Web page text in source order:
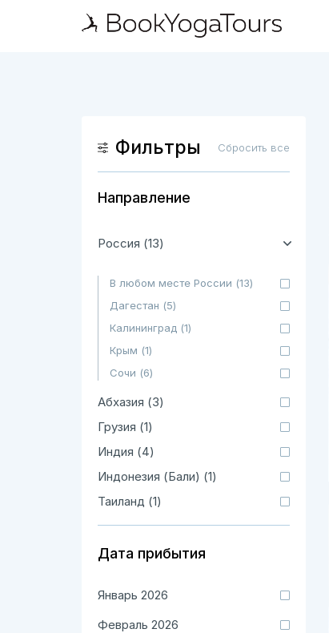
Фильтры Сбросить все
Направление
Россия (13)
В любом месте России (13)
Дагестан (5)
Калининград (1)
Крым (1)
Сочи (6)
Абхазия (3)
Грузия (1)
Индия (4)
Индонезия (Бали) (1)
Таиланд (1)
Дата прибытия
Январь 2026
Февраль 2026